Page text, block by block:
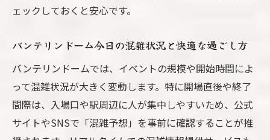
ェックしておくと安心です。
バンテリンドーム今日の混雑状況と快適な過ごし方
バンテリンドームでは、イベントの規模や開始時間によ
って混雑状況が大きく変動します。特に開場直後や終了
間際は、入場口や駅周辺に人が集中しやすいため、公式
サイトやSNSで「混雑予想」を事前に確認することが推